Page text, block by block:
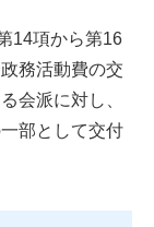
14項から第16
務活動費の交
会派に対し、
部として交付